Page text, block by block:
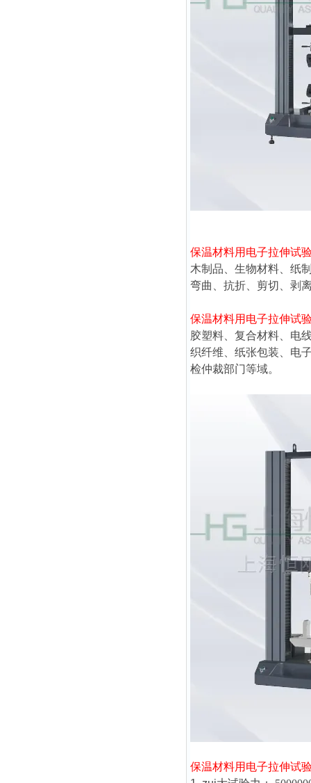
保温材料用电子拉伸试
木制品、生物材料、纸
弯曲、抗折、剪切、剥
保温材料用电子拉伸试
胶塑料、复合材料、电
织纤维、纸张包装、电
检仲裁部门等域。
保温材料用电子拉伸试